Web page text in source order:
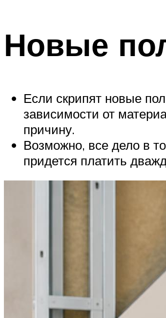
Новые
Если скрипят новые
зависимости от
причину.
Возможно, все дело в
придется платить